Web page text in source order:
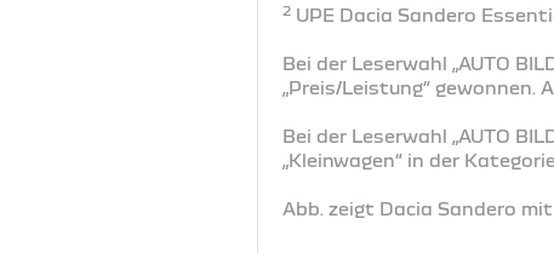
2 UPE Dacia Sandero
Bei der Leserwahl „AUTO
„Preis/Leistung“ gewonnen.
Bei der Leserwahl „AUTO
„Kleinwagen“ in der
Abb. zeigt Dacia Sandero